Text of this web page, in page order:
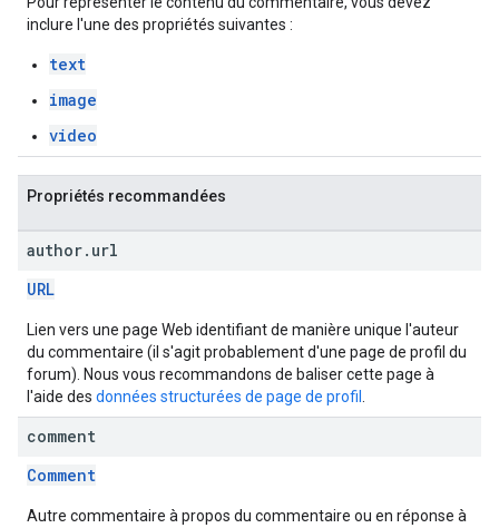
inclure l'une des propriétés suivantes :
text
image
video
Propriétés recommandées
author. url
URL
Lien vers une page Web identifiant de manière unique l'auteur
du commentaire (il s'agit probablement d'une page de profil du
forum). Nous vous recommandons de baliser cette page à
l'aide des données structurées de page de profil
comment
Comment
Autre commentaire à propos du commentaire ou en réponse à